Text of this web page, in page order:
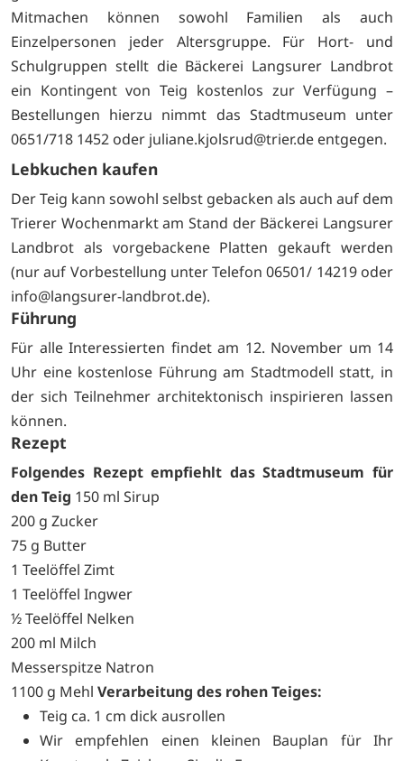
Mitmachen können sowohl Familien als auch
Einzelpersonen jeder Altersgruppe. Für Hort- und
Schulgruppen stellt die Bäckerei Langsurer Landbrot
ein Kontingent von Teig kostenlos zur Verfügung –
Bestellungen hierzu nimmt das Stadtmuseum unter
0651/718 1452 oder juliane.kjolsrud@trier.de entgegen.
Lebkuchen kaufen
Der Teig kann sowohl selbst gebacken als auch auf dem
Trierer Wochenmarkt am Stand der Bäckerei Langsurer
Landbrot als vorgebackene Platten gekauft werden
(nur auf Vorbestellung unter Telefon 06501/ 14219 oder
info@langsurer-landbrot.de).
Führung
Für alle Interessierten findet am 12. November um 14
Uhr eine kostenlose Führung am Stadtmodell statt, in
der sich Teilnehmer architektonisch inspirieren lassen
können.
Rezept
Folgendes Rezept empfiehlt das Stadtmuseum für
den Teig 150 ml Sirup
200 g Zucker
75 g Butter
1 Teelöffel Zimt
1 Teelöffel Ingwer
½ Teelöffel Nelken
200 ml Milch
Messerspitze Natron
1100 g Mehl Verarbeitung des rohen Teiges:
Teig ca. 1 cm dick ausrollen
Wir empfehlen einen kleinen Bauplan für Ihr